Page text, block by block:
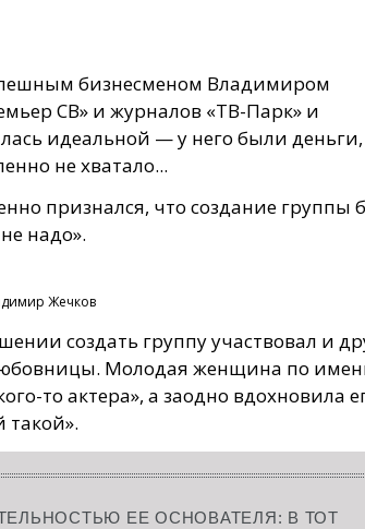
бизнесменом Владимиром
СВ» и журналов «ТВ-Парк» и
идеальной — у него были деньги,
не хватало...
признался, что создание группы
надо».
Жечков
создать группу участвовал и
Молодая женщина по
то актера», а заодно вдохновила
такой».
ЕЕ ОСНОВАТЕЛЯ: В ТОТ